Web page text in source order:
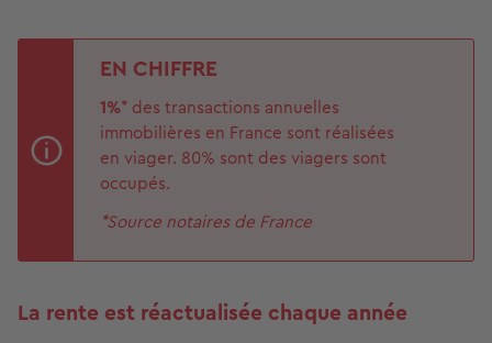
EN CHIFFRE
1%* des transactions annuelles
immobilières en France sont réalisées
en viager. 80% sont des viagers sont
occupés.
*Source notaires de France
La rente est réactualisée chaque année